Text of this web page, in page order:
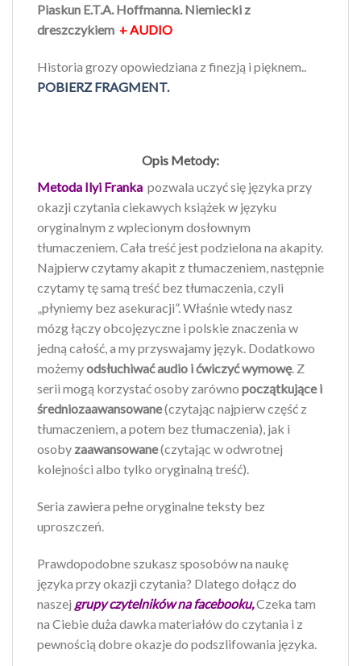
Piaskun E.T.A. Hoffmanna. Niemiecki z
dreszczykiem + AUDIO
Historia grozy opowiedziana z finezją i pięknem..
POBIERZ FRAGMENT.
Opis Metody:
Metoda Ilyi Franka pozwala uczyć się języka przy
okazji czytania ciekawych książek w języku
oryginalnym z wplecionym dosłownym
tłumaczeniem. Cała treść jest podzielona na akapity.
Najpierw czytamy akapit z tłumaczeniem, następnie
czytamy tę samą treść bez tłumaczenia, czyli
„płyniemy bez asekuracji”. Właśnie wtedy nasz
mózg łączy obcojęzyczne i polskie znaczenia w
jedną całość, a my przyswajamy język. Dodatkowo
możemyodsłuchiwać audio i ćwiczyć wymowę. Z
serii mogą korzystać osoby zarówno początkujące i
średniozaawansowane(czytając najpierw część z
tłumaczeniem, a potem bez tłumaczenia), jak i
osoby zaawansowane(czytając w odwrotnej
kolejności albo tylko oryginalną treść).
Seria zawiera pełne oryginalne teksty bez
uproszczeń.
Prawdopodobne szukasz sposobów na naukę
języka przy okazji czytania? Dlatego dołącz do
naszej grupy czytelników na facebooku,Czeka tam
na Ciebie duża dawka materiałów do czytania i z
pewnością dobre okazje do podszlifowania języka.